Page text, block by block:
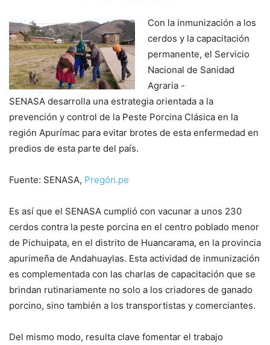
Con la inmunización a los
cerdos y la capacitación
permanente, el Servicio
Nacional de Sanidad
Agraria -
SENASA desarrolla una estrategia orientada a la
prevención y control de la Peste Porcina Clásica en la
región Apurímac para evitar brotes de esta enfermedad en
predios de esta parte del país.
Fuente: SENASA, Pregón.pe
Es así que el SENASA cumplió con vacunar a unos 230
cerdos contra la peste porcina en el centro poblado menor
de Pichuipata, en el distrito de Huancarama, en la provincia
apurimeña de Andahuaylas. Esta actividad de inmunización
es complementada con las charlas de capacitación que se
brindan rutinariamente no solo a los criadores de ganado
porcino, sino también a los transportistas y comerciantes.
Del mismo modo, resulta clave fomentar el trabajo